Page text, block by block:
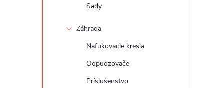
Sady
Záhrada
Nafukovacie kresla
Odpudzovače
Príslušenstvo